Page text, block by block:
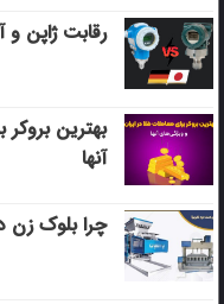
رقابت ژاپن
بهترین بروکر
آنها
چرا بلوک زن